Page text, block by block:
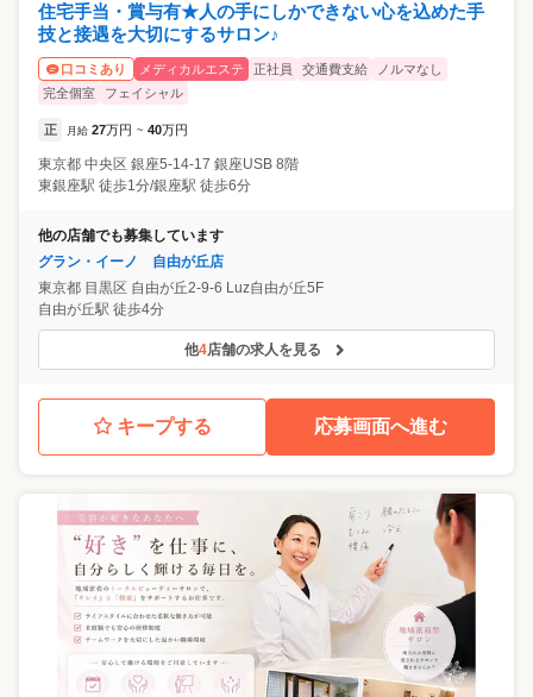
住宅手当・賞与有★人の手にしかできない心を込めた手
技と接遇を大切にするサロン♪
口コミあり メディカルエステ 正社員 交通費支給
ノルマなし
完全個室
フェイシャル
正 月給 27万円 ~ 40万円
東京都 中央区 銀座5-14-17 銀座USB 8階
東銀座駅 徒歩1分/銀座駅 徒歩6分
他の店舗でも募集しています
グラン・イーノ 自由が丘店
東京都 目黒区 自由が丘2-9-6 Luz自由が丘5F
自由が丘駅 徒歩4分
他4店舗の求人を見る
キープする 応募画面へ進む